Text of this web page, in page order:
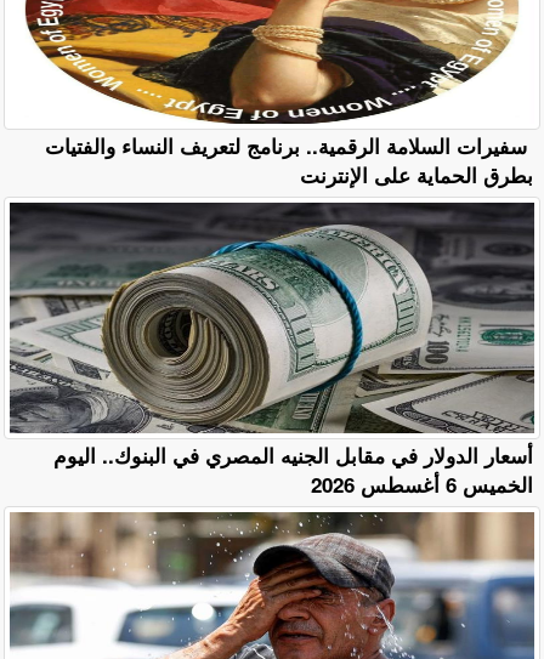
سفيرات السلامة الرقمية.. برنامج لتعريف النساء والفتيات
بطرق الحماية على الإنترنت
أسعار الدولار في مقابل الجنيه المصري في البنوك.. اليوم
الخميس 6 أغسطس 2026